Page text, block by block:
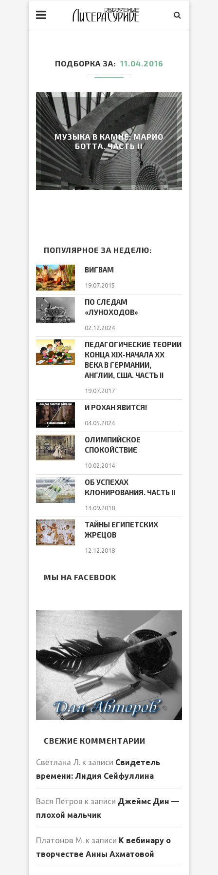
ПОДБОРКА ЗА 11.04.2016
МУЗЫКА В КАМНЕ: МАРИО
БОТТА. ЧАСТЬ II
ПОПУЛЯРНОЕ ЗА НЕДЕЛЮ:
ВИГВАМ
19.07.2015
ПО СЛЕДАМ
«ЛУНОХОДОВ»
02.12.2024
ПЕДАГОГИЧЕСКИЕ ТЕОРИИ
КОНЦА ХIХ-НАЧАЛА ХХ
ВЕКА В ГЕРМАНИИ,
АНГЛИИ, США. ЧАСТЬ II
19.07.2017
И РОХАН ЯВИТСЯ!
04.05.2024
ОЛИМПИЙСКОЕ
СПОКОЙСТВИЕ
10.02.2014
ОБ УСПЕХАХ
КЛОНИРОВАНИЯ. ЧАСТЬ II
13.09.2018
ТАЙНЫ ЕГИПЕТСКИХ
ЖРЕЦОВ
12.12.2018
МЫ НА FACEBOOK
СВЕЖИЕ КОММЕНТАРИИ
Светлана Л. к записи Свидетель
времени: Лидия Сейфуллина
Вася Петров к записи Джеймс Дин —
плохой мальчик
Платонов М. к записи К вебинару о
творчестве Анны Ахматовой